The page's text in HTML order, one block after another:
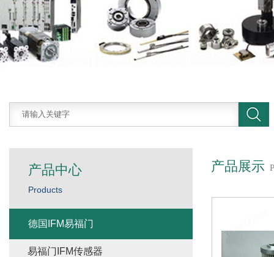
产品展示
产品中心
Products
德国IFM易福门
易福门IFM传感器